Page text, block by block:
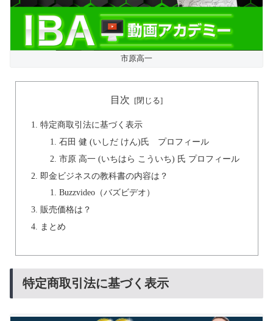
市原高一
目次
特定商取引法に基づく表示
石田 健 (いしだ けん)氏 プロフィール
市原 高一 (いちはら こういち) 氏 プロフィール
即金ビジネスの教科書の内容は？
Buzzvideo（バズビデオ）
販売価格は？
まとめ
特定商取引法に基づく表示